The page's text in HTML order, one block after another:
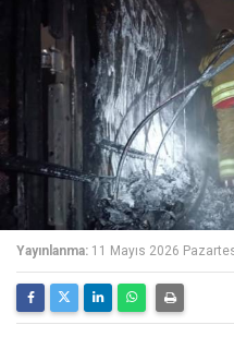
Yayınlanma: 11 Mayıs 2026